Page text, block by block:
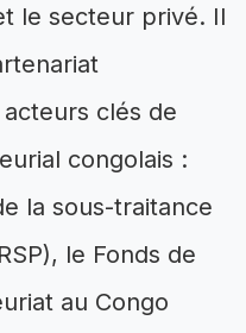
le secteur privé. Il
clés de
congolais :
la sous-traitance
le Fonds de
au Congo